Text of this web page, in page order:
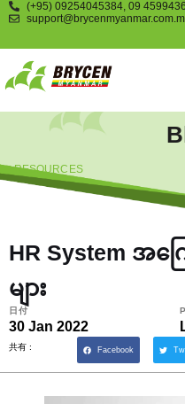
(+95) 09254045384, 09
RESOURCES
HR System အက
များ
日付
30 Jan 2022
共有 : Facebook